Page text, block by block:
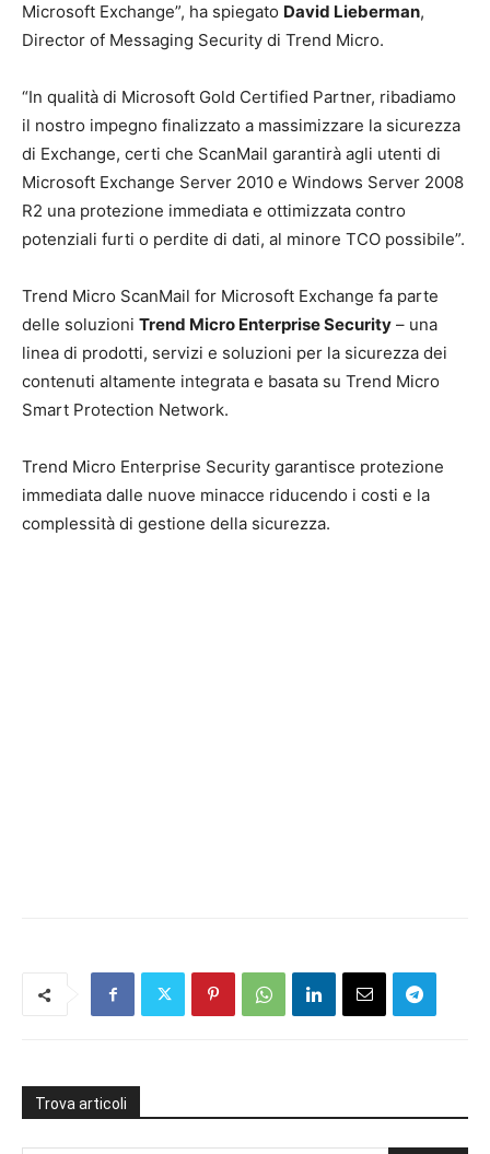
Microsoft Exchange”, ha spiegato David Lieberman,
Director of Messaging Security di Trend Micro.
“In qualità di Microsoft Gold Certified Partner, ribadiamo
il nostro impegno finalizzato a massimizzare la sicurezza
di Exchange, certi che ScanMail garantirà agli utenti di
Microsoft Exchange Server 2010 e Windows Server 2008
R2 una protezione immediata e ottimizzata contro
potenziali furti o perdite di dati, al minore TCO possibile”.
Trend Micro ScanMail for Microsoft Exchange fa parte
delle soluzioni Trend Micro Enterprise Security – una
linea di prodotti, servizi e soluzioni per la sicurezza dei
contenuti altamente integrata e basata su Trend Micro
Smart Protection Network.
Trend Micro Enterprise Security garantisce protezione
immediata dalle nuove minacce riducendo i costi e la
complessità di gestione della sicurezza.
Trova articoli